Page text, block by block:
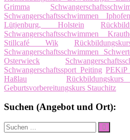
Grimma
Schwangerschaftsschwimmen Iphofen
Lütjenburg, Holstein
Schwangerschaftsschwimmen
Stillcafé Wik
Schwangerschaftsschwimmen
Osterwieck
Schwangerschaftssport Peiting PEKiP
Haßlau
Geburtsvorbereitungskurs Stauchitz
Suchen (Angebot und Ort):
Suche
nach:
Suchen